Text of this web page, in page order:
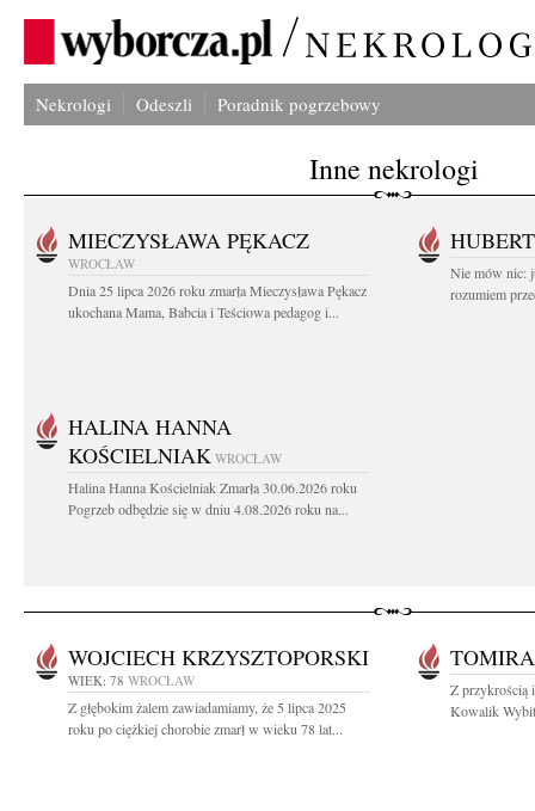
Nekrologi Odeszli Poradnik pogrzebowy
Inne nekrologi
MIECZYSŁAWA PĘKACZ
WROCŁAW
Dnia 25 lipca 2026 roku zmarła Mieczysława Pękacz
ukochana Mama, Babcia i Teściowa pedagog i...
Nie mów nic:
rozumiem
HALINA HANNA
KOŚCIELNIAK WROCŁAW
Halina Hanna Kościelniak Zmarła 30.06.2026 roku
Pogrzeb odbędzie się w dniu 4.08.2026 roku na...
WOJCIECH KRZYSZTOPORSKI
WIEK: 78 WROCŁAW
Z głębokim żalem zawiadamiamy, że 5 lipca 2025
roku po ciężkiej chorobie zmarł w wieku 78 lat...
Z przykrością
Kowalik